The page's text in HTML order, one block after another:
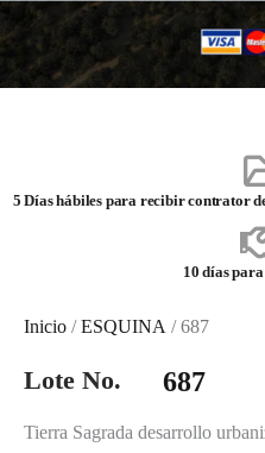
5 Días hábiles para recibir contrator
10 días
Inicio /ESQUINA / 687
Lote No. 687
Tierra Sagrada desarrollo